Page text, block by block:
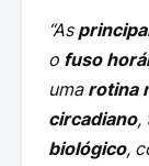
“As
o fuso
uma rotina
circadiano,
biológico,